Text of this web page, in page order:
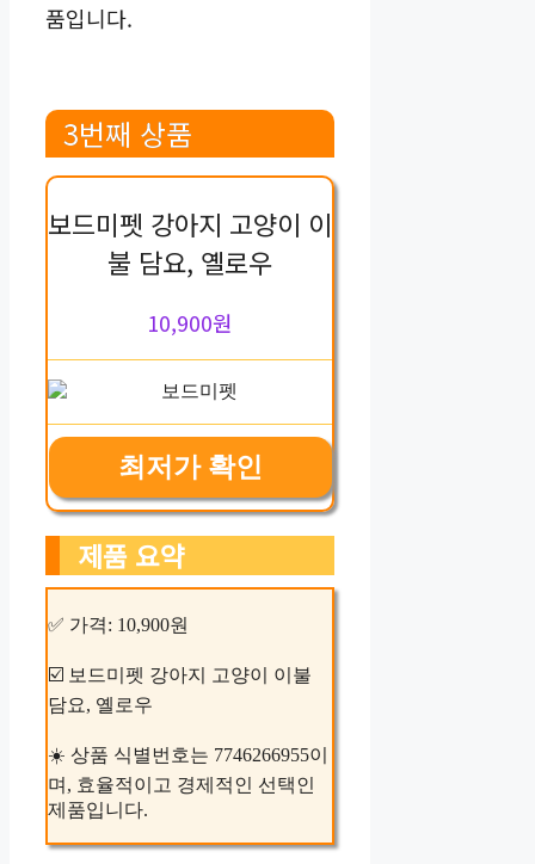
품입니다.
3번째 상품
보드미펫 강아지 고양이 이
불 담요, 옐로우
10,900원
최저가 확인
제품 요약
✅ 가격: 10,900원
☑️ 보드미펫 강아지 고양이 이불
담요, 옐로우
☀️ 상품 식별번호는 7746266955이
며, 효율적이고 경제적인 선택인
제품입니다.